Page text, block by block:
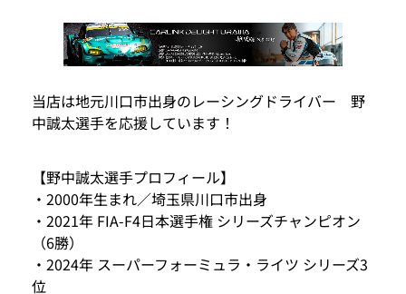
当店は地元川口市出身のレーシングドライバー 野
中誠太選手を応援しています！
【野中誠太選手プロフィール】
・2000年生まれ／埼玉県川口市出身
・2021年 FIA-F4日本選手権 シリーズチャンピオン
（6勝）
・2024年 スーパーフォーミュラ・ライツ シリーズ3
位